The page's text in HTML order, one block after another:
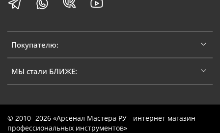
Покупателю:
МЫ стали БЛИЖЕ:
© 2010- 2026 «Арсенал Мастера РУ - интернет магазин
профессиональных инструментов»